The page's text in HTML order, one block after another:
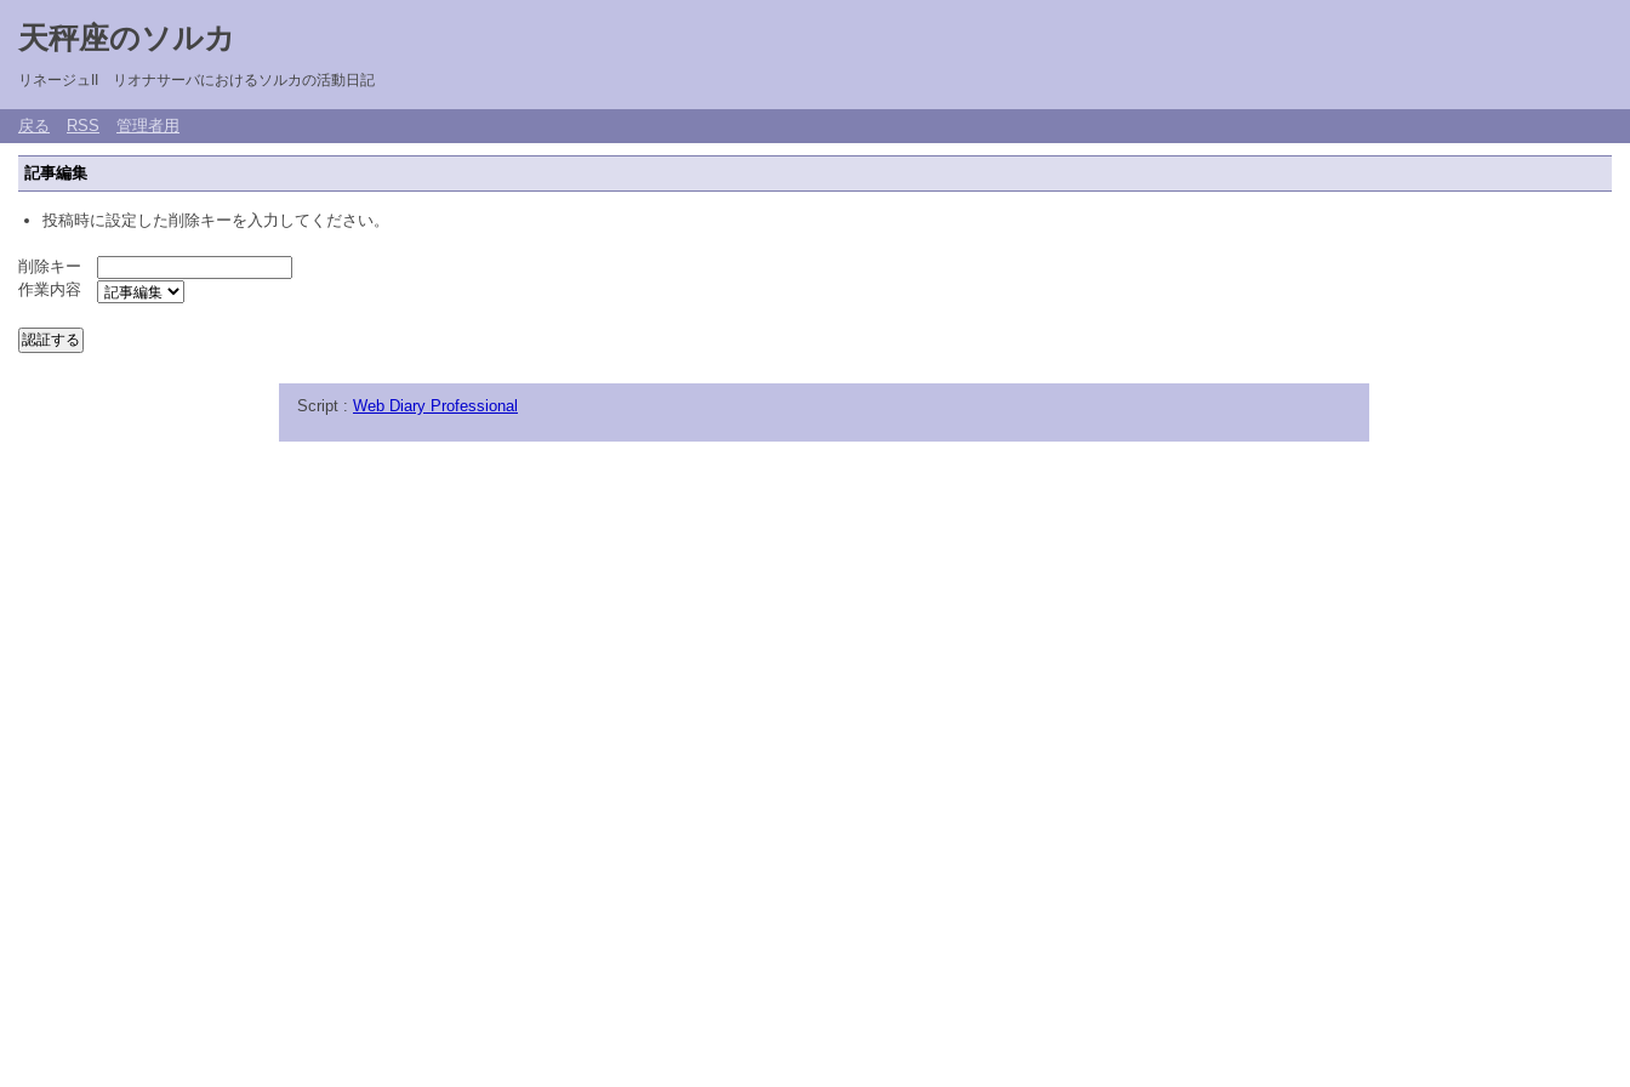
天秤座のソルカ
リネージュII リオナサーバにおけるソルカの活動日記
戻る RSS 管理者用
記事編集
投稿時に設定した削除キーを入力してください。
削除キー
作業内容
Script : Web Diary Professional